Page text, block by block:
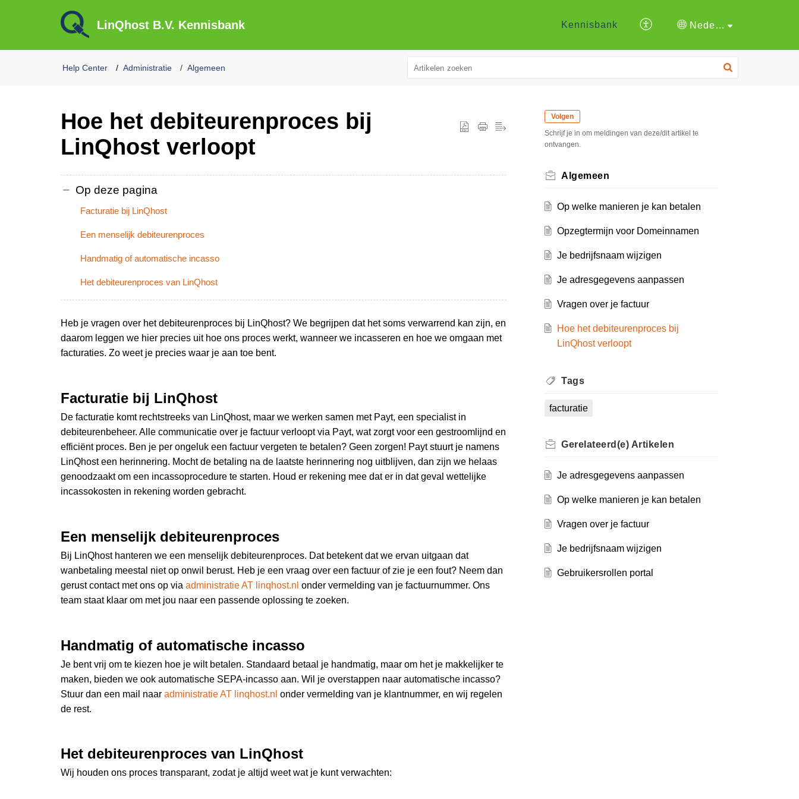
LinQhost B.V. Kennisbank Kennisbank Nederlands
Help Center Administratie Algemeen
Hoe het debiteurenproces bij
LinQhost verloopt
Op deze pagina
Facturatie bij LinQhost
Een menselijk debiteurenproces
Handmatig of automatische incasso
Het debiteurenproces van LinQhost
Heb je vragen over het debiteurenproces bij LinQhost? We begrijpen dat het soms verwarrend kan zijn, en
daarom leggen we hier precies uit hoe ons proces werkt, wanneer we incasseren en hoe we omgaan met
facturaties. Zo weet je precies waar je aan toe bent.
Facturatie bij LinQhost
De facturatie komt rechtstreeks van LinQhost, maar we werken samen met Payt, een specialist in
debiteurenbeheer. Alle communicatie over je factuur verloopt via Payt, wat zorgt voor een gestroomlijnd en
efficiënt proces. Ben je per ongeluk een factuur vergeten te betalen? Geen zorgen! Payt stuurt je namens
LinQhost een herinnering. Mocht de betaling na de laatste herinnering nog uitblijven, dan zijn we helaas
genoodzaakt om een incassoprocedure te starten. Houd er rekening mee dat er in dat geval wettelijke
incassokosten in rekening worden gebracht.
Een menselijk debiteurenproces
Bij LinQhost hanteren we een menselijk debiteurenproces. Dat betekent dat we ervan uitgaan dat
wanbetaling meestal niet op onwil berust. Heb je een vraag over een factuur of zie je een fout? Neem dan
gerust contact met ons op via administratie AT linqhost.nl onder vermelding van je factuurnummer. Ons
team staat klaar om met jou naar een passende oplossing te zoeken.
Handmatig of automatische incasso
Je bent vrij om te kiezen hoe je wilt betalen. Standaard betaal je handmatig, maar om het je makkelijker te
maken, bieden we ook automatische SEPA-incasso aan. Wil je overstappen naar automatische incasso?
Stuur dan een mail naar administratie AT linqhost.nl onder vermelding van je klantnummer, en wij regelen
de rest.
Het debiteurenproces van LinQhost
Wij houden ons proces transparant, zodat je altijd weet wat je kunt verwachten:
Volgen
Schrijf je in om meldingen van deze/dit artikel te
ontvangen.
Algemeen
Op welke manieren je kan betalen
Opzegtermijn voor Domeinnamen
Je bedrijfsnaam wijzigen
Je adresgegevens aanpassen
Vragen over je factuur
Hoe het debiteurenproces bij
LinQhost verloopt
Tags
facturatie
Gerelateerd(e) Artikelen
Je adresgegevens aanpassen
Op welke manieren je kan betalen
Vragen over je factuur
Je bedrijfsnaam wijzigen
Gebruikersrollen portal